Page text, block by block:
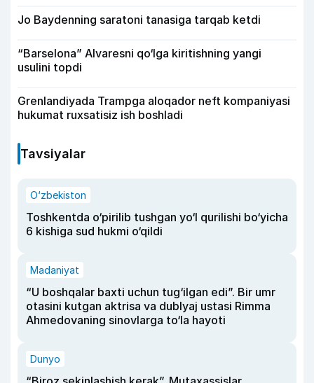
Jo Baydenning saratoni tanasiga tarqab ketdi
“Barselona” Alvaresni qo‘lga kiritishning yangi
usulini topdi
Grenlandiyada Trampga aloqador neft kompaniyasi
hukumat ruxsatisiz ish boshladi
Tavsiyalar
O‘zbekiston
Toshkentda o‘pirilib tushgan yo‘l qurilishi bo‘yicha
6 kishiga sud hukmi o‘qildi
Madaniyat
“U boshqalar baxti uchun tug‘ilgan edi”. Bir umr
otasini kutgan aktrisa va dublyaj ustasi Rimma
Ahmedovaning sinovlarga to‘la hayoti
Dunyo